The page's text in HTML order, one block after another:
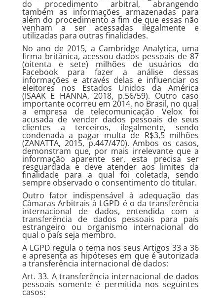
do procedimento arbitral, abrangendo
também as informações armazenadas para
além do procedimento a fim de que essas não
venham a ser acessadas ilegalmente e
utilizadas para outras finalidades.
No ano de 2015, a Cambridge Analytica, uma
firma britânica, acessou dados pessoais de 87
(oitenta e sete) milhões de usuários do
Facebook para fazer a análise dessas
informações e através delas e influenciar os
eleitores nos Estados Unidos da América
(ISAAK E HANNA, 2018, p.56/59). Outro caso
importante ocorreu em 2014, no Brasil, no qual
a empresa de telecomunicação Velox foi
acusada de vender dados pessoais de seus
clientes a terceiros, ilegalmente, sendo
condenada a pagar multa de R$3,5 milhões
(ZANATTA, 2015, p.447/470). Ambos os casos,
demonstram que, por mais irrelevante que a
informação aparente ser, esta precisa ser
resguardada e deve atender aos limites da
finalidade para a qual foi coletada, sendo
sempre observado o consentimento do titular.
Outro fator indispensável à adequação das
Câmaras Arbitrais à LGPD é o da transferência
internacional de dados, entendida com a
transferência de dados pessoais para país
estrangeiro ou organismo internacional do
qual o país seja membro.
A LGPD regula o tema nos seus Artigos 33 a 36
e apresenta as hipóteses em que é autorizada
a transferência internacional de dados:
Art. 33. A transferência internacional de dados
pessoais somente é permitida nos seguintes
casos: